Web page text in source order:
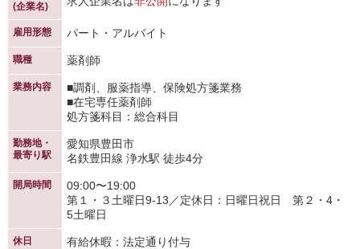
(企業名)
雇用形態 パート・アルバイト
職種 薬剤師
業務内容
■調剤、服薬指導、保険処方箋業務
■在宅専任薬剤師
処方箋科目：総合科目
勤務地・
最寄り駅
愛知県豊田市
名鉄豊田線 浄水駅 徒歩4分
開局時間
09:00〜19:00
第１・３土曜日9-13／定休日：日曜日祝日 第２・4・
5土曜日
休日 有給休暇：法定通り付与